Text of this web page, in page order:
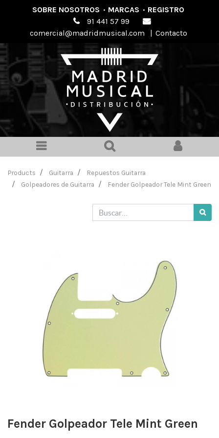
SOBRE NOSOTROS · MARCAS · REGISTRO
91 441 57 99
comercial@madridmusical.com
| Contacto
Products Guitarra
Repuestos Guitarra
Golpeadores de Guitarra
Fender Golpeador Tele Mint Green
Fender Golpeador Tele Mint Green